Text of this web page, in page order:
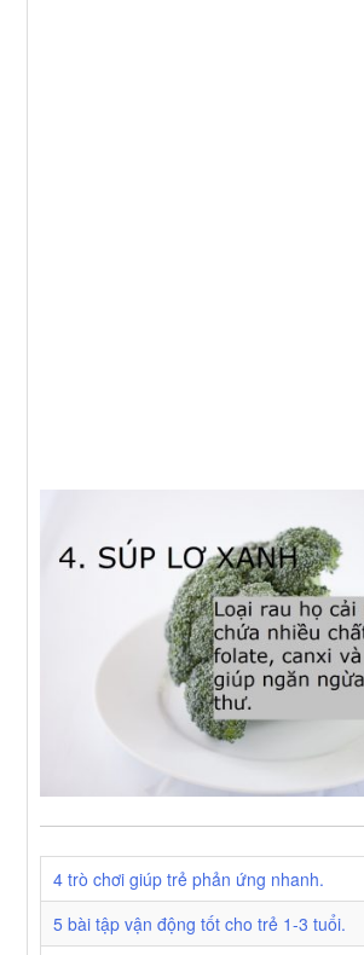
4 trò chơi giúp trẻ phản ứng nhanh.
5 bài tập vận động tốt cho trẻ 1-3 tuổi.